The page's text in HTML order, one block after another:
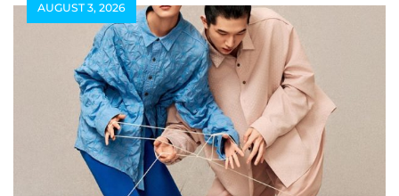
ส.ค.นี้ คาดทำเงินสะพัด
กว่า 130 ล้านบาท
AUGUST 3, 2026